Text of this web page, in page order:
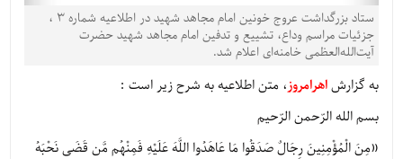
ستاد بزرگداشت عروج خونین امام مجاهد شهید در اطلاعیه شماره 3 ،
جزئیات مراسم وداع، تشییع و تدفین امام مجاهد شهید حضرت
آیت‌الله‌العظمی خامنه‌ای‌ اعلام شد.
به گزارشاهرامروز، متن اطلاعیه به شرح زیر است :
بسم الله الرّحمن الرّحیم
«مِنَ الْمُؤْمِنِینَ رِجَالٌ صَدَقُوا مَا عَاهَدُوا اللَّهَ عَلَیْهِ فَمِنْهُم مَّن قَضَى نَحْبَهُ